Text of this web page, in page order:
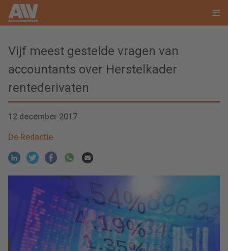
Vijf meest gestelde vragen van
accountants over Herstelkader
rentederivaten
12 december 2017
De Redactie